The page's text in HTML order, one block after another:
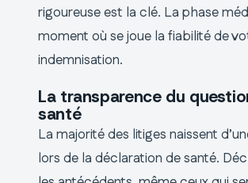
rigoureuse est la clé. La phase
moment où se joue la fiabilité de
indemnisation.
La transparence du
santé
La majorité des litiges naissent
lors de la déclaration de santé.